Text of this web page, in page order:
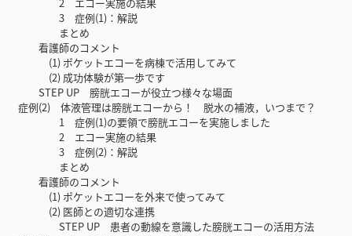
3 症例(1)：解説
まとめ
看護師のコメント
(1) ポケットエコーを病棟で活用してみて
(2) 成功体験が第一歩です
STEP UP 膀胱エコーが役立つ様々な場面
症例(2) 体液管理は膀胱エコーから！ 脱水の補液，いつまで？
1 症例(1)の要領で膀胱エコーを実施しました
2 エコー実施の結果
3 症例(2)：解説
まとめ
看護師のコメント
(1) ポケットエコーを外来で使ってみて
(2) 医師との適切な連携
STEP UP 患者の動線を意識した膀胱エコーの活用方法